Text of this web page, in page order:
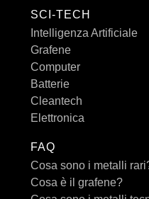
SCI-TECH
Intelligenza Artificiale
Grafene
Computer
Batterie
Cleantech
Elettronica
FAQ
Cosa sono i metalli
Cosa è il grafene?